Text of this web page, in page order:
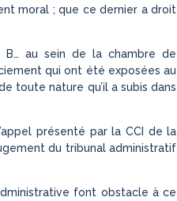
moral ; que ce dernier a droit
B… au sein de la chambre de
qui ont été exposées au
toute nature qu’il a subis dans
présenté par la CCI de la
du tribunal administratif
font obstacle à ce